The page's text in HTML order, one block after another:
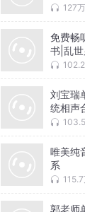
127万
免费畅
书|乱
刘宝瑞
统相声
流传
唯美纯
系
郭老师